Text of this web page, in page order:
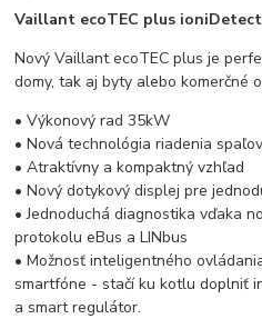
Vaillant ecoTEC plus ioniDetect
Nový Vaillant ecoTEC plus je
domy, tak aj byty alebo komerčné
• Výkonový rad 35kW
• Nová technológia riadenia
• Atraktívny a kompaktný vzhľad
• Nový dotykový displej pre
• Jednoduchá diagnostika vďaka
protokolu eBus a LINbus
• Možnosť inteligentného
smartfóne - stačí ku kotlu doplniť
a smart regulátor.